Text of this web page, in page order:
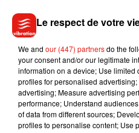
La publication est très
cumulant
énorme encouragement et un
à venir... !","Ce mec ne vivra
l'homme était le plus
commentaires. Nul doute que
la naissance de son enfant !
Le respect de votre
We and our (447) partnersdo the
your consent and/or our legitimate
information on a device; Use
profiles for personalised
advertising; Measure advertising
performance; Understand
of data from different sources;
profiles to personalise content; Use